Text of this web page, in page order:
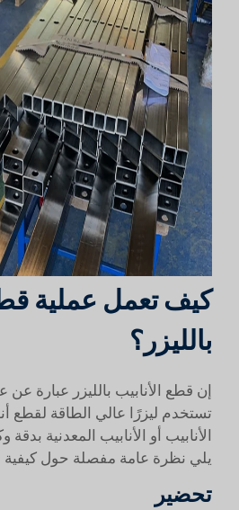
كيف تعمل عملية
بالليزر؟
إن قطع الأنابيب بالليزر عبارة عن
تستخدم ليزرًا عالي الطاقة لقطع
الأنابيب أو الأنابيب المعدنية
يلي نظرة عامة مفصلة حول كيفية
تحضير